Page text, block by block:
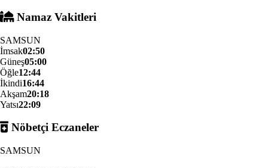
Namaz Vakitleri
SAMSUN
İmsak02:50
Güneş05:00
Öğle12:44
İkindi16:44
Akşam20:18
Yatsı22:09
Nöbetçi Eczaneler
SAMSUN